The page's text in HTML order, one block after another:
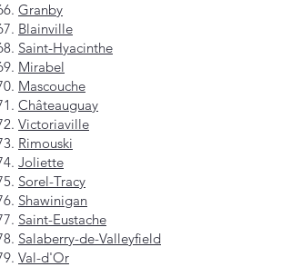
Granby
Blainville
Saint-Hyacinthe
Mirabel
Mascouche
Châteauguay
Victoriaville
Rimouski
Joliette
Sorel-Tracy
Shawinigan
Saint-Eustache
Salaberry-de-Valleyfield
Val-d'Or